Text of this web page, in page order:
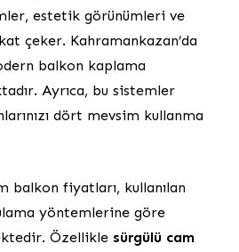
estetik görünümleri ve
çeker. Kahramankazan’da
balkon kaplama
Ayrıca, bu sistemler
dört mevsim kullanma
balkon fiyatları, kullanılan
yöntemlerine göre
Özellikle sürgülü cam